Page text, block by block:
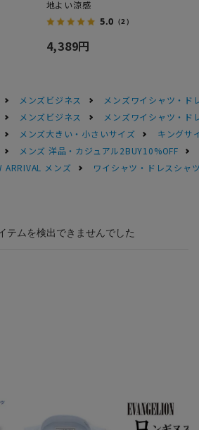
地よい涼感
5.0 （2）
4,389円
メンズビジネス
メンズワイシャツ・ド
メンズビジネス
メンズワイシャツ・ド
メンズ大きい・小さいサイズ
キングサ
メンズ 洋品・カジュアル2BUY10%OFF
ARRIVAL メンズ ワイシャツ・ドレスシャ